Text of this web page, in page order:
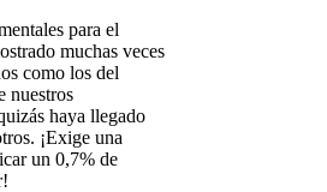
para el
muchas veces
como los del
nuestros
haya llegado
¡Exige una
un 0,7% de